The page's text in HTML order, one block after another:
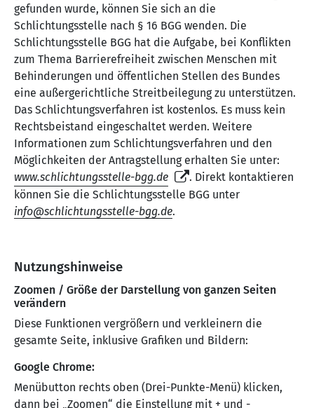
gefunden wurde, können Sie sich an die
Schlichtungsstelle nach § 16 BGG wenden. Die
Schlichtungsstelle BGG hat die Aufgabe, bei Konflikten
zum Thema Barrierefreiheit zwischen Menschen mit
Behinderungen und öffentlichen Stellen des Bundes
eine außergerichtliche Streitbeilegung zu unterstützen.
Das Schlichtungsverfahren ist kostenlos. Es muss kein
Rechtsbeistand eingeschaltet werden. Weitere
Informationen zum Schlichtungsverfahren und den
Möglichkeiten der Antragstellung erhalten Sie unter:
www.schlichtungsstelle-bgg.de
. Direkt kontaktieren
können Sie die Schlichtungsstelle BGG unter
info
schlichtungsstelle-bgg de.
Nutzungshinweise
Zoomen / Größe der Darstellung von ganzen Seiten
verändern
Diese Funktionen vergrößern und verkleinern die
gesamte Seite, inklusive Grafiken und Bildern:
Google Chrome:
Menübutton rechts oben (Drei-Punkte-Menü) klicken,
dann bei „Zoomen“ die Einstellung mit + und -